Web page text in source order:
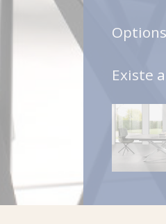
Options
Existe